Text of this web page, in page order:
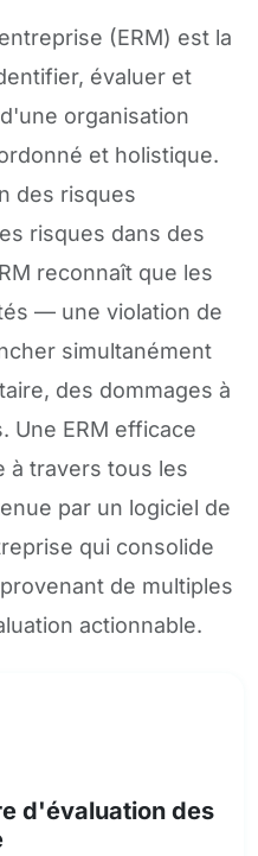
(ERM) est la
évaluer et
organisation
et holistique.
des risques
risques dans des
reconnaît que les
— une violation de
simultanément
des dommages à
Une ERM efficace
à travers tous les
par un logiciel de
qui consolide
de multiples
actionnable.
d'évaluation des